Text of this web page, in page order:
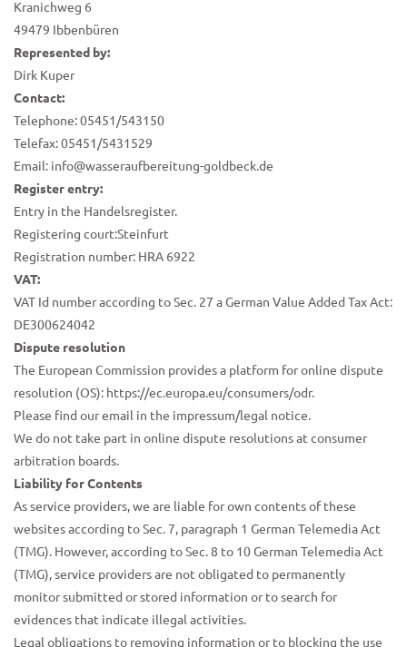
Kranichweg 6
49479 Ibbenbüren
Represented by:
Dirk Kuper
Contact:
Telephone: 05451/543150
Telefax: 05451/5431529
Email: info@wasseraufbereitung-goldbeck.de
Register entry:
Entry in the Handelsregister.
Registering court:Steinfurt
Registration number: HRA 6922
VAT:
VAT Id number according to Sec. 27 a German Value Added Tax Act:
DE300624042
Dispute resolution
The European Commission provides a platform for online dispute
resolution (OS): https://ec.europa.eu/consumers/odr.
Please find our email in the impressum/legal notice.
We do not take part in online dispute resolutions at consumer
arbitration boards.
Liability for Contents
As service providers, we are liable for own contents of these
websites according to Sec. 7, paragraph 1 German Telemedia Act
(TMG). However, according to Sec. 8 to 10 German Telemedia Act
(TMG), service providers are not obligated to permanently
monitor submitted or stored information or to search for
evidences that indicate illegal activities.
Legal obligations to removing information or to blocking the use